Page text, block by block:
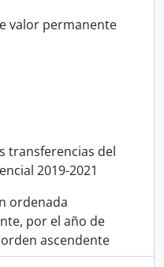
valor permanente
transferencias del
2019-2021
ordenada
por el año de
ascendente